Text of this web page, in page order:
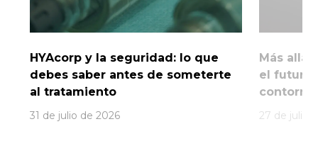
HYAcorp y la seguridad: lo que
debes saber antes de someterte
al tratamiento
31 de julio de 2026
Más allá
el futuro
contorno
27 de julio